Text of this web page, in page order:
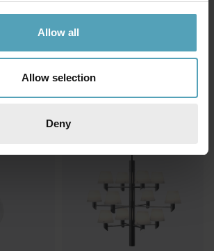
Allow all
Allow selection
Deny
Edge Ø50 Taklampe
Veil. kr 2 164
PRISMATCH